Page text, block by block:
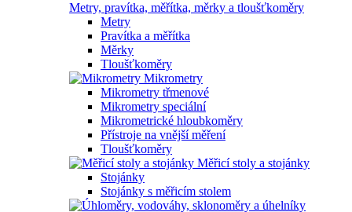
Metry, pravítka, měřítka, měrky a tloušťkoměry
Metry
Pravítka a měřítka
Měrky
Tloušťkoměry
Mikrometry
Mikrometry třmenové
Mikrometry speciální
Mikrometrické hloubkoměry
Přístroje na vnější měření
Tloušťkoměry
Měřicí stoly a stojánky
Stojánky
Stojánky s měřicím stolem